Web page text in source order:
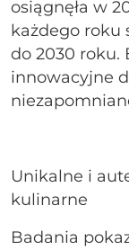
osiągnęła w
każdego roku
do 2030 roku.
innowacyjne
Unikalne i
kulinarne
Badania